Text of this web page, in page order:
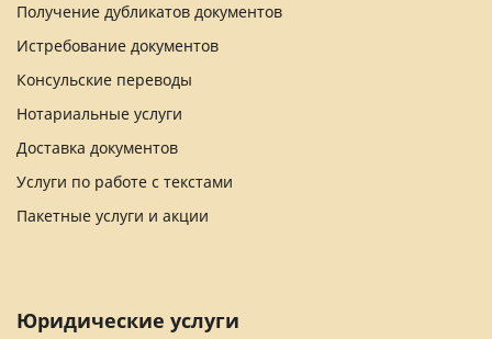
Получение дубликатов документов
Истребование документов
Консульские переводы
Нотариальные услуги
Доставка документов
Услуги по работе с текстами
Пакетные услуги и акции
Юридические услуги